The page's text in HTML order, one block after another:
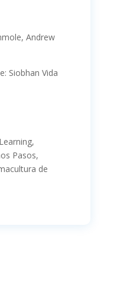
Andrew
Siobhan Vida
Pasos,
de